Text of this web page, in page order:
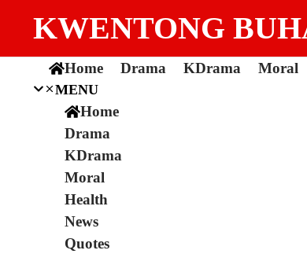
KWENTONG
Home Drama KDrama Moral
MENU
Home
Drama
KDrama
Moral
Health
News
Quotes